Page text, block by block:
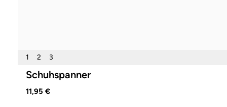
1 2 3
Schuhspanner
11,95 €